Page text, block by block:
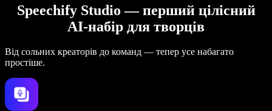
Speechify Studio — перший цілісний
AI-набір для творців
Від сольних креаторів до команд — тепер усе набагато
простіше.